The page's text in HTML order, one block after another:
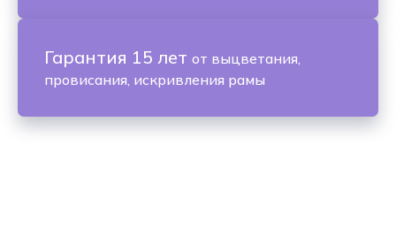
Гарантия 15 лет от выцветания,
провисания, искривления рамы